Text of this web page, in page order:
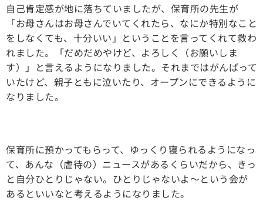
自己肯定感が地に落ちていましたが、保育所の先生が
「お母さんはお母さんでいてくれたら、なにか特別なこと
をしなくても、十分いい」ということを言ってくれて救わ
れました。「だめだめやけど、よろしく（お願いしま
す）」と言えるようになりました。それまではがんばって
いたけど、親子ともに泣いたり、オープンにできるように
なりました。
保育所に預かってもらって、ゆっくり寝られるようになっ
て、あんな（虐待の）ニュースがあるくらいだから、きっ
と自分ひとりじゃない。ひとりじゃないよ〜という会が
あるといいなと考えるようになりました。